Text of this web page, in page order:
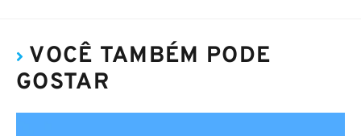
VOCÊ TAMBÉM PODE
GOSTAR